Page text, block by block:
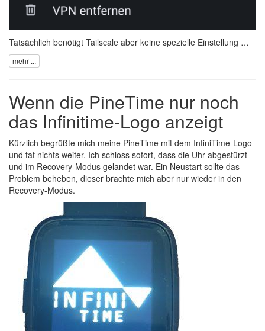
Tatsächlich benötigt Tailscale aber keine spezielle Einstellung …
mehr ...
Wenn die PineTime nur noch
das Infinitime-Logo anzeigt
Kürzlich begrüßte mich meine PineTime mit dem InfiniTime-Logo
und tat nichts weiter. Ich schloss sofort, dass die Uhr abgestürzt
und im Recovery-Modus gelandet war. Ein Neustart sollte das
Problem beheben, dieser brachte mich aber nur wieder in den
Recovery-Modus.